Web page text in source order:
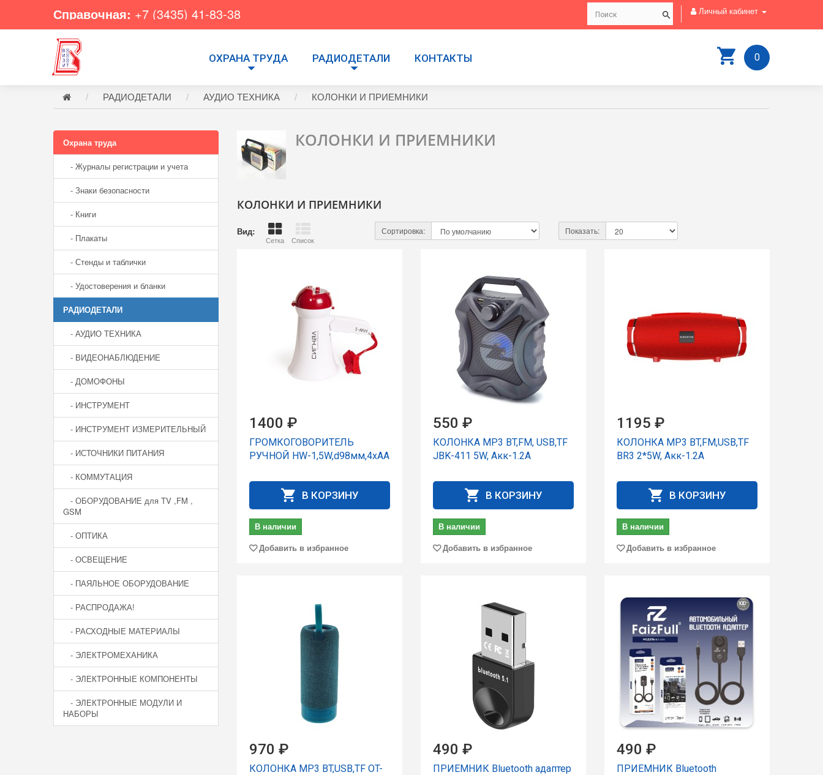
Справочная: +7 (3435) 41-83-38 Личный кабинет
0
ОХРАНА ТРУДА РАДИОДЕТАЛИ КОНТАКТЫ
РАДИОДЕТАЛИ АУДИО ТЕХНИКА КОЛОНКИ И ПРИЕМНИКИ
Охрана труда
- Журналы регистрации и учета
- Знаки безопасности
- Книги
- Плакаты
- Стенды и таблички
- Удостоверения и бланки
РАДИОДЕТАЛИ
- АУДИО ТЕХНИКА
- ВИДЕОНАБЛЮДЕНИЕ
- ДОМОФОНЫ
- ИНСТРУМЕНТ
- ИНСТРУМЕНТ ИЗМЕРИТЕЛЬНЫЙ
- ИСТОЧНИКИ ПИТАНИЯ
- КОММУТАЦИЯ
- ОБОРУДОВАНИЕ для TV ,FM ,
GSM
- ОПТИКА
- ОСВЕЩЕНИЕ
- ПАЯЛЬНОЕ ОБОРУДОВАНИЕ
- РАСПРОДАЖА!
- РАСХОДНЫЕ МАТЕРИАЛЫ
- ЭЛЕКТРОМЕХАНИКА
- ЭЛЕКТРОННЫЕ КОМПОНЕНТЫ
- ЭЛЕКТРОННЫЕ МОДУЛИ И
НАБОРЫ
КОЛОНКИ И ПРИЕМНИКИ
КОЛОНКИ И ПРИЕМНИКИ
Вид:
Сетка Список
Сортировка: Показать:
1400 ₽
ГРОМКОГОВОРИТЕЛЬ
РУЧНОЙ HW-1,5W,d98мм,4xAA
В КОРЗИНУ
В наличии
Добавить в избранное
550 ₽
КОЛОНКА MP3 BT,FM, USB,TF
JBK-411 5W, Акк-1.2А
В КОРЗИНУ
В наличии
Добавить в избранное
1195 ₽
КОЛОНКА MP3 BT,FM,USB,TF
BR3 2*5W, Акк-1.2А
В КОРЗИНУ
В наличии
Добавить в избранное
970 ₽
КОЛОНКА MP3 BT,USB,TF OT-
490 ₽
ПРИЕМНИК Bluetooth адаптер
490 ₽
ПРИЕМНИК Bluetooth